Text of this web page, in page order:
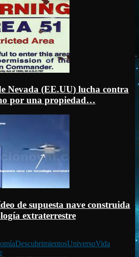
Nevada (EE.UU) lucha contra
por una propiedad…
de supuesta nave construida
extraterrestre
DescubrimientosUniversoVida